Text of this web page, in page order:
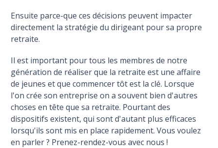
Ensuite parce-que ces décisions peuvent impacter
directement la stratégie du dirigeant pour sa propre
retraite.
Il est important pour tous les membres de notre
génération de réaliser que la retraite est une affaire
de jeunes et que commencer tôt est la clé. Lorsque
l'on crée son entreprise on a souvent bien d'autres
choses en tête que sa retraite. Pourtant des
dispositifs existent, qui sont d'autant plus efficaces
lorsqu'ils sont mis en place rapidement. Vous voulez
en parler ? Prenez-rendez-vous avec nous !